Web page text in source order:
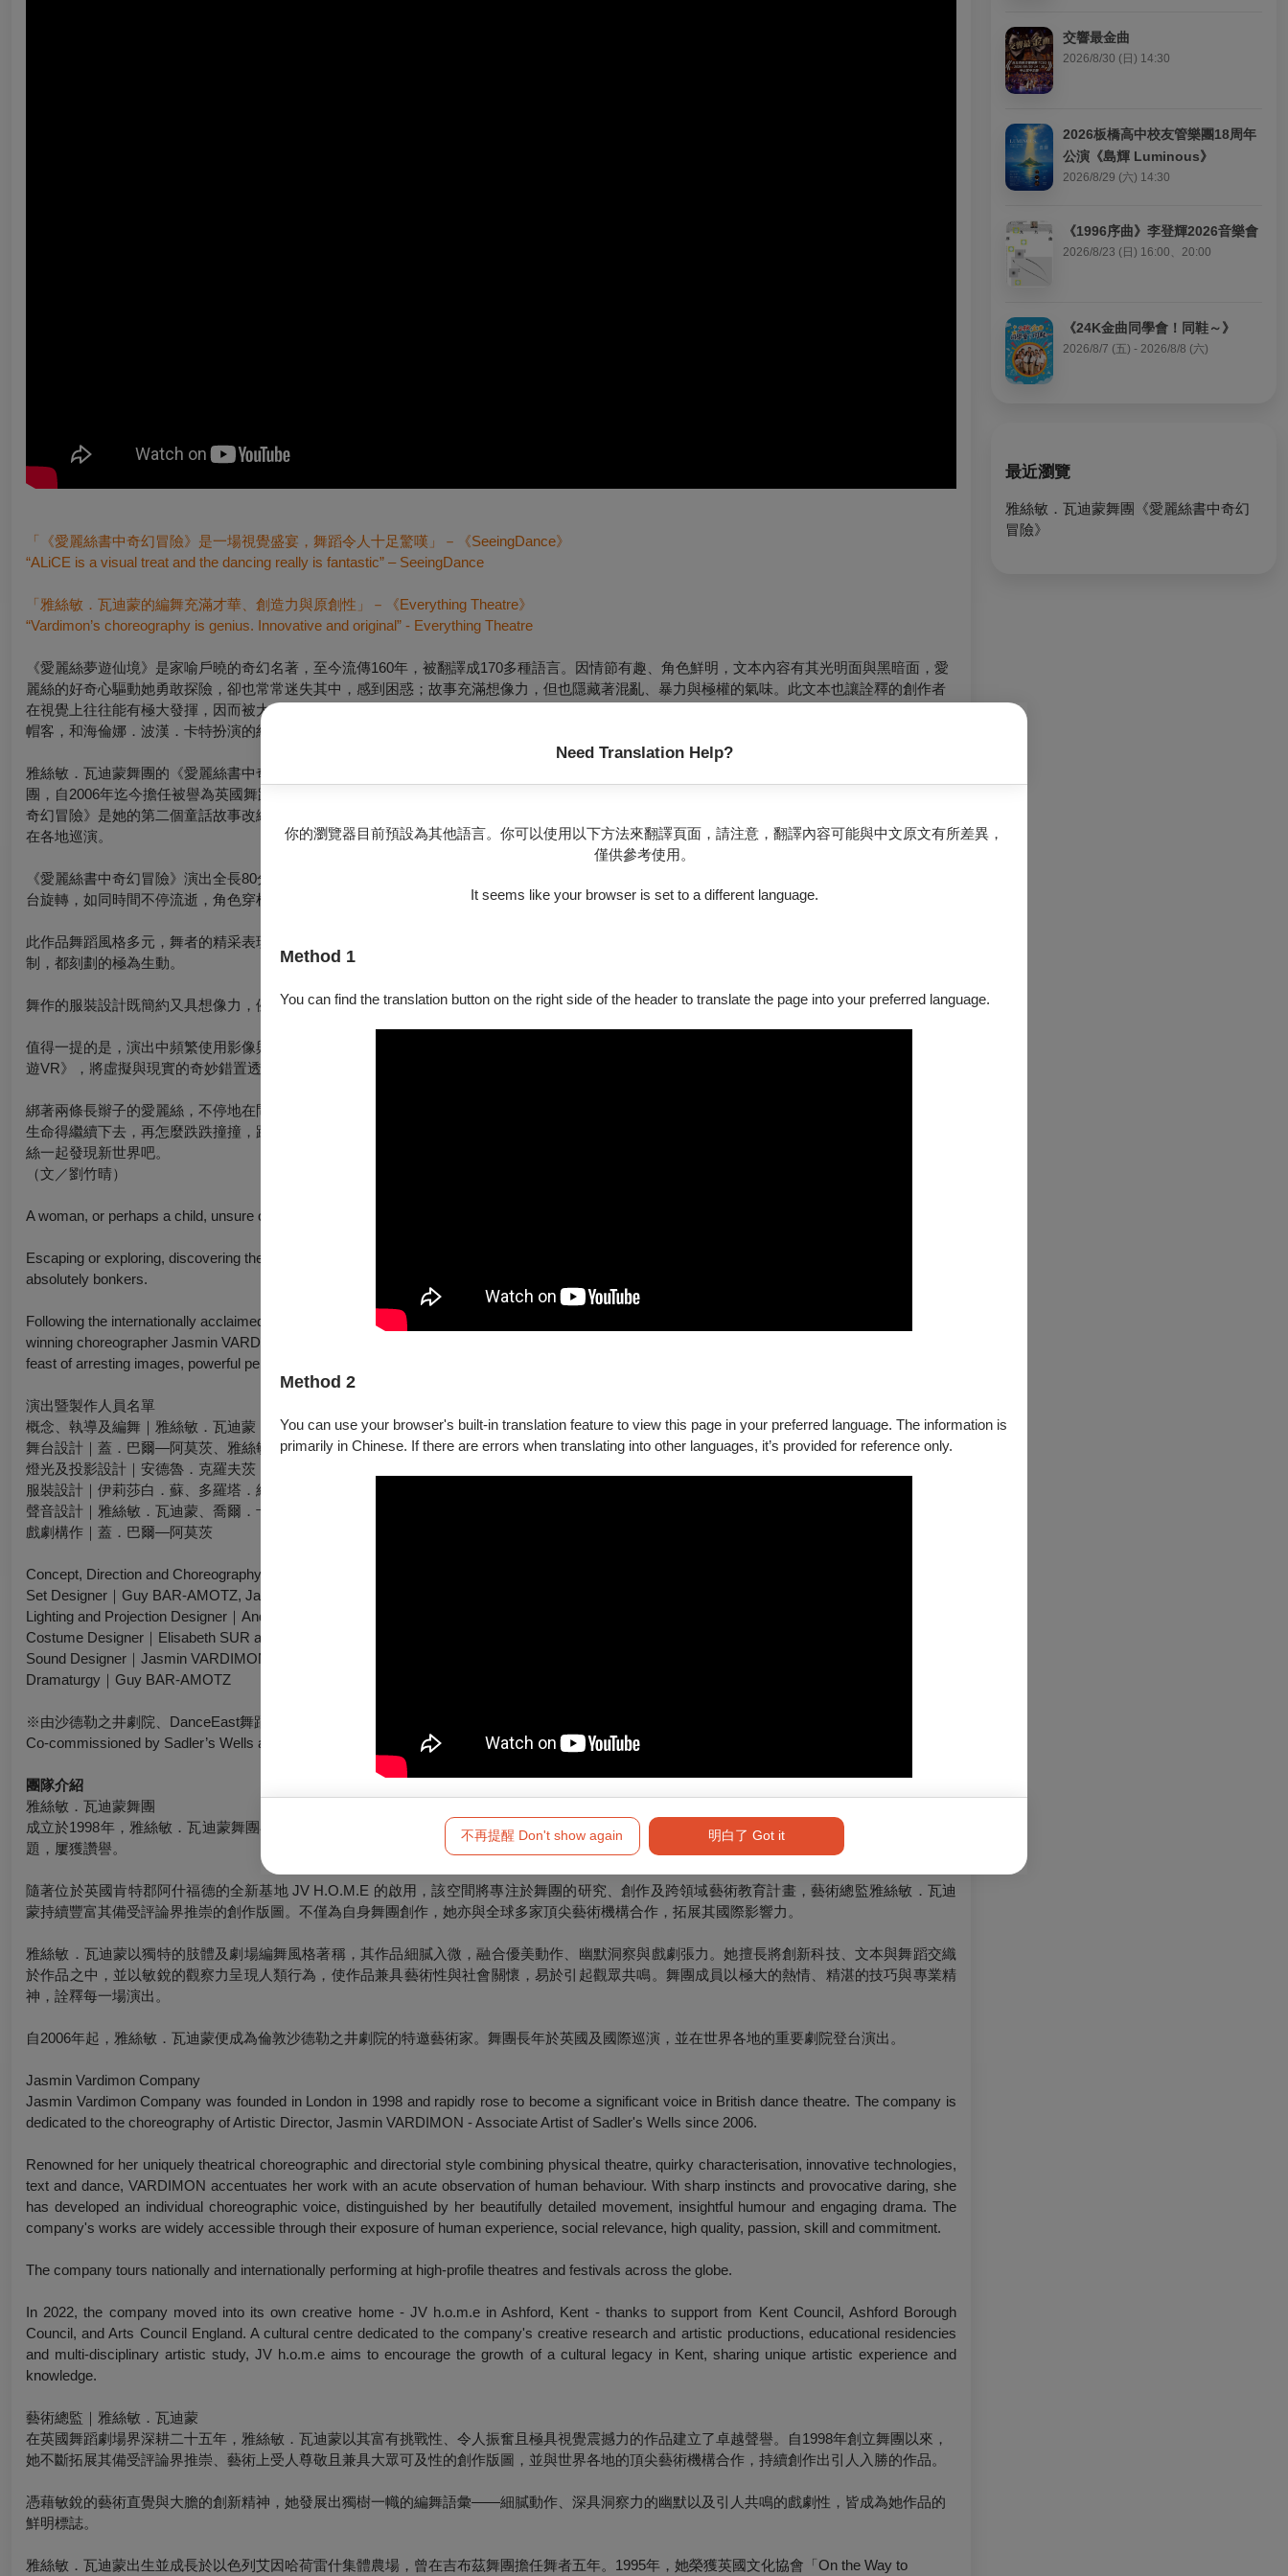
Need Translation Help?
你的瀏覽器目前預設為其他語言。你可以使用以下方法來翻譯頁面，請注意，翻譯內容可能與中文原文有所差異，
僅供參考使用。
It seems like your browser is set to a different language.
Method 1
You can find the translation button on the right side of the header to translate the page into your preferred language.
Method 2
You can use your browser's built-in translation feature to view this page in your preferred language. The information is
primarily in Chinese. If there are errors when translating into other languages, it’s provided for reference only.
不再提醒 Don't show again 明白了 Got it
「《愛麗絲書中奇幻冒險》是一場視覺盛宴，舞蹈令人十足驚嘆」－《SeeingDance》
“ALiCE is a visual treat and the dancing really is fantastic” – SeeingDance
「雅絲敏．瓦迪蒙的編舞充滿才華、創造力與原創性」－《Everything Theatre》
“Vardimon’s choreography is genius. Innovative and original” - Everything Theatre
《愛麗絲夢遊仙境》是家喻戶曉的奇幻名著，至今流傳160年，被翻譯成170多種語言。因情節有趣、角色鮮明，文本內容有其光明面與黑暗面，愛
麗絲的好奇心驅動她勇敢探險，卻也常常迷失其中，感到困惑；故事充滿想像力，但也隱藏著混亂、暴力與極權的氣味。此文本也讓詮釋的創作者
在視覺上往往能有極大發揮，因而被大量改編成電影與劇場作品，最知名的應該是提姆．波頓的電影《魔境夢遊》，特別是強尼．戴普扮演的瘋狂
帽客，和海倫娜．波漢．卡特扮演的紅心皇后，強烈造型令人印象深刻。
雅絲敏．瓦迪蒙舞團的《愛麗絲書中奇幻冒險》在2022年秋天於英國首演，由以色列編舞家雅絲敏．瓦迪蒙編創，她於1998年在英國創立自己的舞
團，自2006年迄今擔任被譽為英國舞蹈聖殿的沙德勒之井劇院的特邀藝術家，作品也經常受邀巡演於世界各地重要的劇院及藝術節。《愛麗絲書中
奇幻冒險》是她的第二個童話故事改編作品，第一個則是改編自《木偶奇遇記》的《Pinocchio》（2016） ，兩部作品皆屢獲好評與國際邀約，持續
在各地巡演。
《愛麗絲書中奇幻冒險》演出全長80分鐘，七位舞者無間斷地輪流扮演多個角色。舞台設計是在旋轉舞台上裝設一本巨大的書，演出過程中，隨舞
台旋轉，如同時間不停流逝，角色穿梭其中，每一幕都像翻開一頁新的驚喜。
此作品舞蹈風格多元，舞者的精采表現充滿張力與戲劇性，無論是愛麗絲展現小女孩總是好奇又困惑的樣子、貓咪的神經質或是紅心皇后的易怒專
制，都刻劃的極為生動。
舞作的服裝設計既簡約又具想像力，例如愛麗絲的無袖白色短洋裝，上頭的領口、扣子與口袋是手繪線條，與舞台設計的巨大書本相呼應。
值得一提的是，演出中頻繁使用影像與燈光等豐富元素，創造出虛實交錯的視覺氛圍，貼合夢境也符合童話故事的設定。舞團也有製作《愛麗絲夢
遊VR》，將虛擬與現實的奇妙錯置透過VR玩得爐火純青，屆時也將至衛武營讓觀眾體驗。
綁著兩條長辮子的愛麗絲，不停地在問路與發現新事物，就像每個人的成長過程，總在尋尋覓覓對的道路與位置，過程偶有顛簸，但時間一直走，
生命得繼續下去，再怎麼跌跌撞撞，路上也會遇見驚奇，也終會走出屬於自己的一條路。推薦給每位努力為自己選擇人生方向的你，進劇場與愛麗
絲一起發現新世界吧。
（文／劉竹晴）
A woman, or perhaps a child, unsure of her identity and where she is going.
Escaping or exploring, discovering the powers within her changing body. The world around her is different, curious, and compelling–at times
absolutely bonkers.
Following the internationally acclaimed success of her adaptation of
winning choreographer Jasmin VARDIMON’s creation is a re-imagining of the ground-breaking classic,
feast of arresting images, powerful performers and striking kinetic scenery.
演出暨製作人員名單
概念、執導及編舞｜雅絲敏．瓦迪蒙
舞台設計｜蓋．巴爾—阿莫茨、雅絲敏．瓦迪蒙
燈光及投影設計｜安德魯．克羅夫茨
服裝設計｜伊莉莎白．蘇、多羅塔．維科斯卡
聲音設計｜雅絲敏．瓦迪蒙、喬爾．卡恩
戲劇構作｜蓋．巴爾—阿莫茨
Concept, Direction and Choreography｜Jasmin VARDIMON
Set Designer｜Guy BAR-AMOTZ, Jasmin VARDIMON
Lighting and Projection Designer｜Andrew CROFTS
Costume Designer｜Elisabeth SUR and Dorota WIECKOWSKA
Sound Designer｜Jasmin VARDIMON, Joel CAHEN
Dramaturgy｜Guy BAR-AMOTZ
※由沙德勒之井劇院、DanceEast舞蹈中心、肯特大學文化及創意產業研究院和肯特郡議會共同委託製作。
Co-commissioned by Sadler’s Wells and DanceEast, ICCI and Kent County Council.
團隊介紹
雅絲敏．瓦迪蒙舞團
成立於1998年，雅絲敏．瓦迪蒙舞團在英國舞蹈劇場領域已深耕二十餘年，並以極具挑戰性和視覺震撼力的作品聞名，其創作融合了社會與政治議
題，屢獲讚譽。
隨著位於英國肯特郡阿什福德的全新基地 JV H.O.M.E 的啟用，該空間將專注於舞團的研究、創作及跨領域藝術教育計畫，藝術總監雅絲敏．瓦迪
蒙持續豐富其備受評論界推崇的創作版圖。不僅為自身舞團創作，她亦與全球多家頂尖藝術機構合作，拓展其國際影響力。
雅絲敏．瓦迪蒙以獨特的肢體及劇場編舞風格著稱，其作品細膩入微，融合優美動作、幽默洞察與戲劇張力。她擅長將創新科技、文本與舞蹈交織
於作品之中，並以敏銳的觀察力呈現人類行為，使作品兼具藝術性與社會關懷，易於引起觀眾共鳴。舞團成員以極大的熱情、精湛的技巧與專業精
神，詮釋每一場演出。
自2006年起，雅絲敏．瓦迪蒙便成為倫敦沙德勒之井劇院的特邀藝術家。舞團長年於英國及國際巡演，並在世界各地的重要劇院登台演出。
Jasmin Vardimon Company
Jasmin Vardimon Company was founded in London in 1998 and rapidly rose to become a significant voice in British dance theatre. The company is
dedicated to the choreography of Artistic Director, Jasmin VARDIMON - Associate Artist of Sadler's Wells since 2006.
Renowned for her uniquely theatrical choreographic and directorial style combining physical theatre, quirky characterisation, innovative technologies,
text and dance, VARDIMON accentuates her work with an acute observation of human behaviour. With sharp instincts and provocative daring, she
has developed an individual choreographic voice, distinguished by her beautifully detailed movement, insightful humour and engaging drama. The
company's works are widely accessible through their exposure of human experience, social relevance, high quality, passion, skill and commitment.
The company tours nationally and internationally performing at high-profile theatres and festivals across the globe.
In 2022, the company moved into its own creative home - JV h.o.m.e in Ashford, Kent - thanks to support from Kent Council, Ashford Borough
Council, and Arts Council England. A cultural centre dedicated to the company's creative research and artistic productions, educational residencies
and multi-disciplinary artistic study, JV h.o.m.e aims to encourage the growth of a cultural legacy in Kent, sharing unique artistic experience and
knowledge.
藝術總監｜雅絲敏．瓦迪蒙
在英國舞蹈劇場界深耕二十五年，雅絲敏．瓦迪蒙以其富有挑戰性、令人振奮且極具視覺震撼力的作品建立了卓越聲譽。自1998年創立舞團以來，
她不斷拓展其備受評論界推崇、藝術上受人尊敬且兼具大眾可及性的創作版圖，並與世界各地的頂尖藝術機構合作，持續創作出引人入勝的作品。
憑藉敏銳的藝術直覺與大膽的創新精神，她發展出獨樹一幟的編舞語彙——細膩動作、深具洞察力的幽默以及引人共鳴的戲劇性，皆成為她作品的
鮮明標誌。
雅絲敏．瓦迪蒙出生並成長於以色列艾因哈荷雷什集體農場，曾在吉布茲舞團擔任舞者五年。1995年，她榮獲英國文化協會「On the Way to
交響最金曲
2026/8/30 (日) 14:30
2026板橋高中校友管樂團18周年
公演《島輝 Luminous》
2026/8/29 (六) 14:30
《1996序曲》李登輝2026音樂會
2026/8/23 (日) 16:00、20:00
《24K金曲同學會！同鞋～》
2026/8/7 (五) - 2026/8/8 (六)
最近瀏覽
雅絲敏．瓦迪蒙舞團《愛麗絲書中奇幻
冒險》